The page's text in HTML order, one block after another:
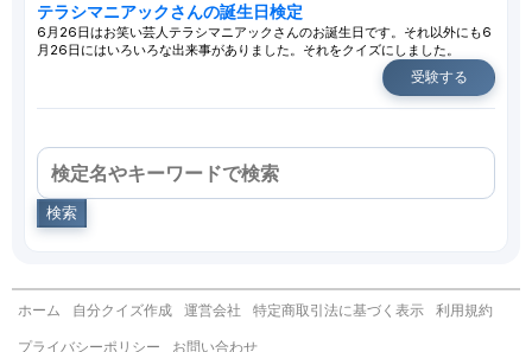
テラシマニアックさんの誕生日検定
6月26日はお笑い芸人テラシマニアックさんのお誕生日です。それ以外にも6
月26日にはいろいろな出来事がありました。それをクイズにしました。
受験する
検索
ホーム 自分クイズ作成 運営会社 特定商取引法に基づく表示 利用規約
プライバシーポリシー お問い合わせ